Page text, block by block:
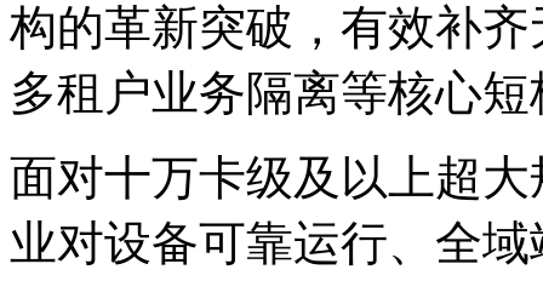
构的革新突破，有效补齐
多租户业务隔离等核心短
面对十万卡级及以上超大
业对设备可靠运行、全